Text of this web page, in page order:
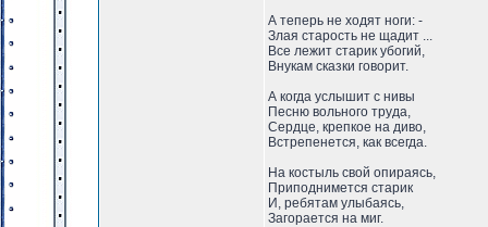
А теперь не ходят ноги: -
Злая старость не щадит ...
Все лежит старик убогий,
Внукам сказки говорит.
А когда услышит с нивы
Песню вольного труда,
Сердце, крепкое на диво,
Встрепенется, как всегда.
На костыль свой опираясь,
Приподнимется старик
И, ребятам улыбаясь,
Загорается на миг.